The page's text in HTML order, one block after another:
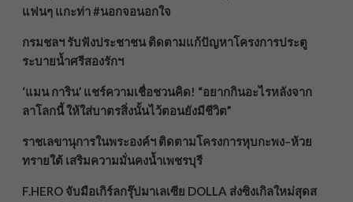
แฟนๆ แกะท่า #นอกจอนอกใจ
กรมชลฯ รับฟังประชาชน ติดตามแก้ปัญหาโครงการประตู
ระบายน้ำศรีสองรักฯ
‘แมน การิน’ แชร์ความเชื่อชวนคิด! “อยากกินอะไรหลังจาก
ลาโลกนี้ ให้ใส่บาตรสิ่งนั้นไว้ตอนยังมีชีวิต”
ราชเลขานุการในพระองค์ฯ ติดตามโครงการหุบกะพง–ห้วย
ทรายใต้ เสริมความมั่นคงน้ำเพชรบุรี
F.HERO จับมือเกิร์ลกรุ๊ปมาเลเซีย DOLLA ส่งซิงเกิลใหม่สุดส